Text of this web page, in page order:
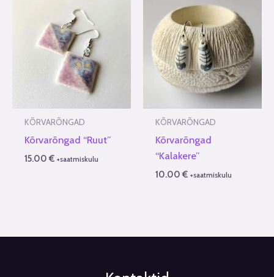
KÕRVARÕNGAD
Kõrvarõngad “Ruut”
15.00€ +saatmiskulu
KÕRVARÕNGAD
Kõrvarõngad
“Kalakere”
10.00€ +saatmiskulu